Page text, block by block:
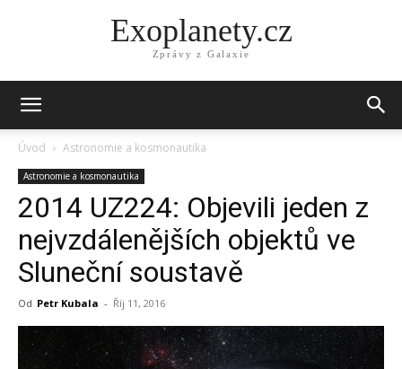
Exoplanety.cz
Zprávy z Galaxie
Úvod Astronomie a kosmonautika
Astronomie a kosmonautika
2014 UZ224: Objevili jeden z
nejvzdálenějších objektů ve
Sluneční soustavě
Od Petr Kubala - Říj 11, 2016